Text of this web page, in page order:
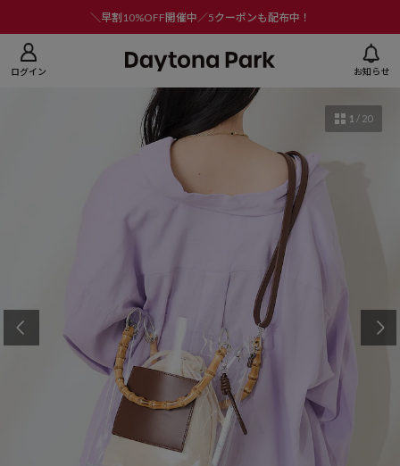
＼早割10%OFF開催中／5クーポンも配布中！
ログイン お知らせ
1 / 20